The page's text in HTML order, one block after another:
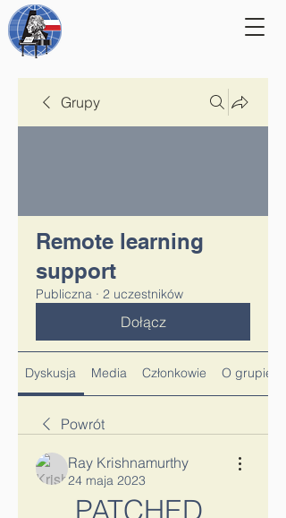
Grupy
Remote learning
support
Publiczna · 2 uczestników
Dołącz
Dyskusja Media Członkowie O grupie
Powrót
Ray Krishnamurthy
24 maja 2023
PATCHED